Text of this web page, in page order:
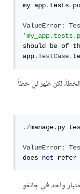
my_app.tests.
ValueError:
should be of
app.TestCase.
لكن ظهر لي خطأ
./manage.py
ValueError:
does not refer
واحد في جانغو